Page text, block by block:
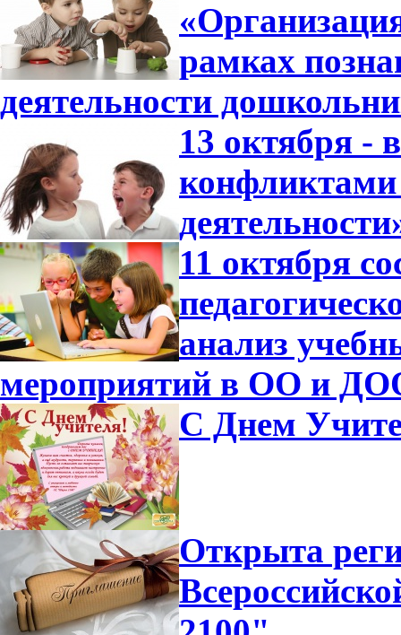
рамках
деятельности
13 октября -
конфликтами
11 октября
анализ
мероприятий в ОО и
С Днем
Открыта